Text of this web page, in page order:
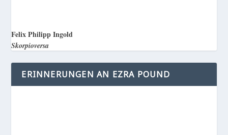
Felix Philipp Ingold
Skorpioversa
ERINNERUNGEN AN EZRA POUND